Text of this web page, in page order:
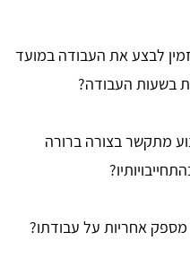
לבצע את העבודה במועד
בשעות העבודה?
מתקשר בצורה ברורה
אחריות על עבודתו?